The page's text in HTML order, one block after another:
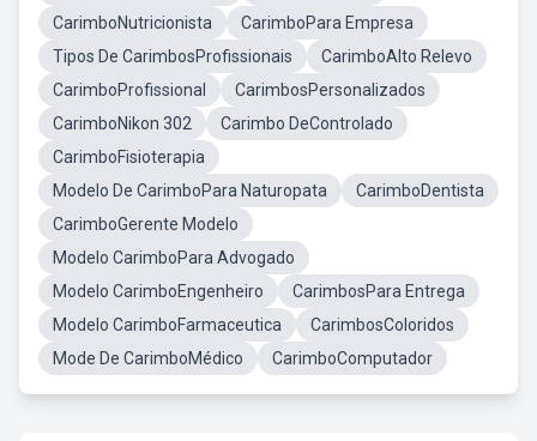
CarimboNutricionista
CarimboPara Empresa
Tipos De CarimbosProfissionais
CarimboAlto Relevo
CarimboProfissional
CarimbosPersonalizados
CarimboNikon 302
Carimbo DeControlado
CarimboFisioterapia
Modelo De CarimboPara Naturopata
CarimboDentista
CarimboGerente Modelo
Modelo CarimboPara Advogado
Modelo CarimboEngenheiro
CarimbosPara Entrega
Modelo CarimboFarmaceutica
CarimbosColoridos
Mode De CarimboMédico
CarimboComputador